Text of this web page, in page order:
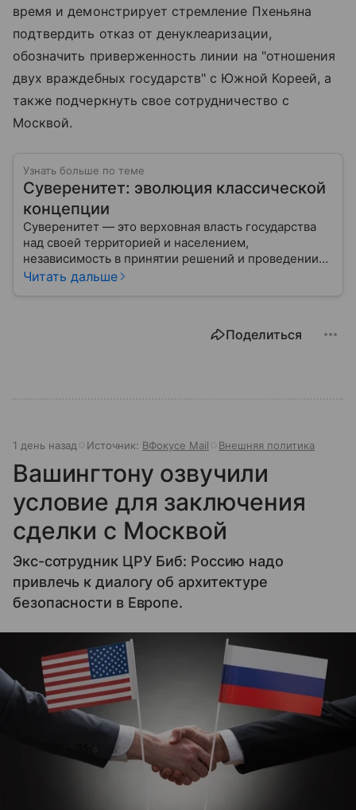
время и демонстрирует стремление Пхеньяна
подтвердить отказ от денуклеаризации,
обозначить приверженность линии на "отношения
двух враждебных государств" с Южной Кореей, а
также подчеркнуть свое сотрудничество с
Москвой.
Узнать больше по теме
Суверенитет: эволюция классической
концепции
Суверенитет — это верховная власть государства
над своей территорией и населением,
независимость в принятии решений и проведении
внешней политики.
Читать дальше
Поделиться
1 день назад Источник: ВФокусе Mail Внешняя политика
Вашингтону озвучили
условие для заключения
сделки с Москвой
Экс-сотрудник ЦРУ Биб: Россию надо
привлечь к диалогу об архитектуре
безопасности в Европе.